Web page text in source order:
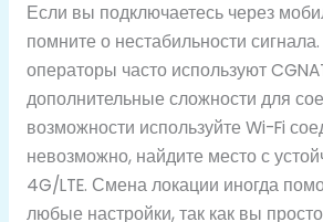
Если вы подключаетесь через
помните о нестабильности
операторы часто используют
дополнительные сложности для
возможности используйте Wi-Fi
невозможно, найдите место с
4G/LTE. Смена локации иногда
любые настройки, так как вы